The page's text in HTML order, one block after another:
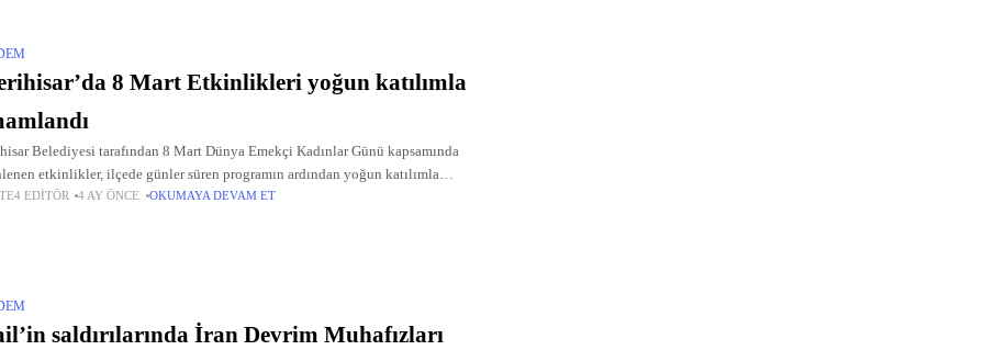
8 Mart Etkinlikleri yoğun katılımla
Belediyesi tarafından 8 Mart Dünya Emekçi Kadınlar Günü kapsamında
etkinlikler, ilçede günler süren programın ardından yoğun katılımla
EDITÖR 4 AY ÖNCE OKUMAYA DEVAM ET
saldırılarında İran Devrim Muhafızları